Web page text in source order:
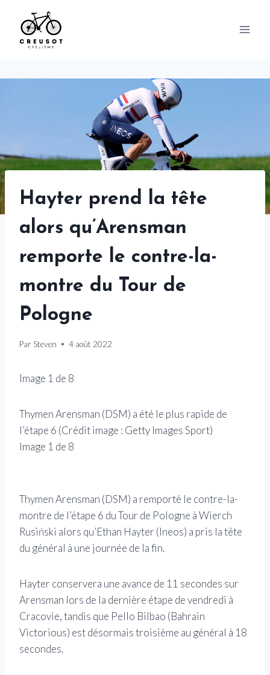
content
Hayter prend la tête
alors qu’Arensman
remporte le contre-la-
montre du Tour de
Pologne
Par Steven 4 août 2022
Image 1 de 8
Thymen Arensman (DSM) a été le plus rapide de
l’étape 6 (Crédit image : Getty Images Sport)
Image 1 de 8
Thymen Arensman (DSM) a remporté le contre-la-
montre de l’étape 6 du Tour de Pologne à Wierch
Rusiński alors qu’Ethan Hayter (Ineos) a pris la tête
du général à une journée de la fin.
Hayter conservera une avance de 11 secondes sur
Arensman lors de la dernière étape de vendredi à
Cracovie, tandis que Pello Bilbao (Bahrain
Victorious) est désormais troisième au général à 18
secondes.